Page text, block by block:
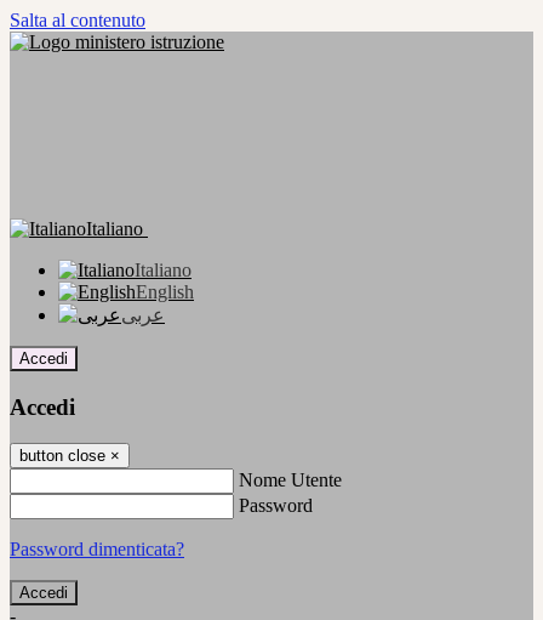
Salta al contenuto
Italiano
Italiano
English
عربى
Accedi
Accedi
button close ×
Nome Utente
Password
Password dimenticata?